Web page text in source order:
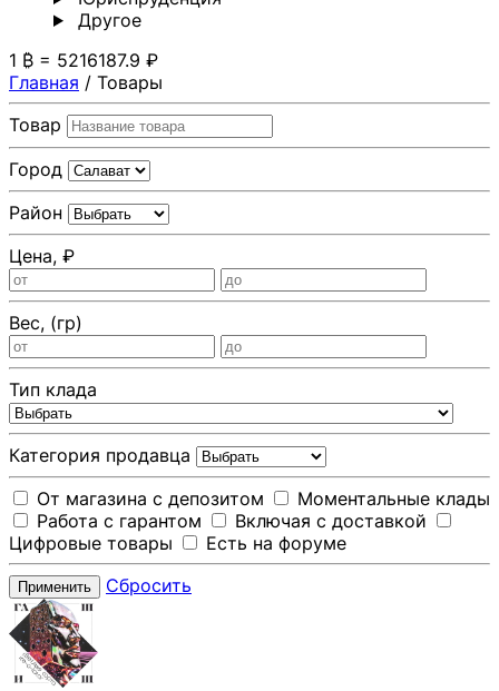
Другoе
1 ₿ = 5216187.9 ₽
Главная / Товары
Товар
Город
Район
Цена, ₽
Вес, (гр)
Тип клада
Категория продавца
От магазина с депозитом
Моментальные клады
Работа с гарантом
Включая с доставкой
Цифровые товары
Есть на форуме
Применить Сбросить